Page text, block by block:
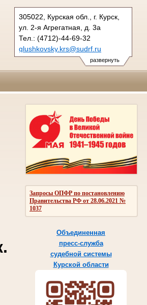
развернуть
305022, Курская обл., г. Курск,
ул. 2-я Агрегатная, д. 3а
Тел.: (4712)-44-69-32
glushkovsky.krs@sudrf.ru
Запросы ОПФР по постановлению
Правительства РФ от 28.06.2021 №
1037
Объединенная
пресс-служба
судебной системы
Курской области